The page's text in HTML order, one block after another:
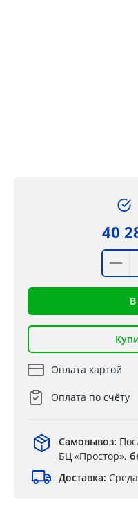
40
Оплата картой
Оплата по счёту
Самовывоз:
БЦ «Простор»,
Доставка: